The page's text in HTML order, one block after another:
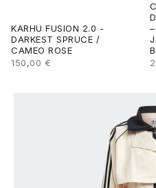
KARHU FUSION 2.0 -
DARKEST SPRUCE /
CAMEO ROSE
ANGEBOT
150,00 €